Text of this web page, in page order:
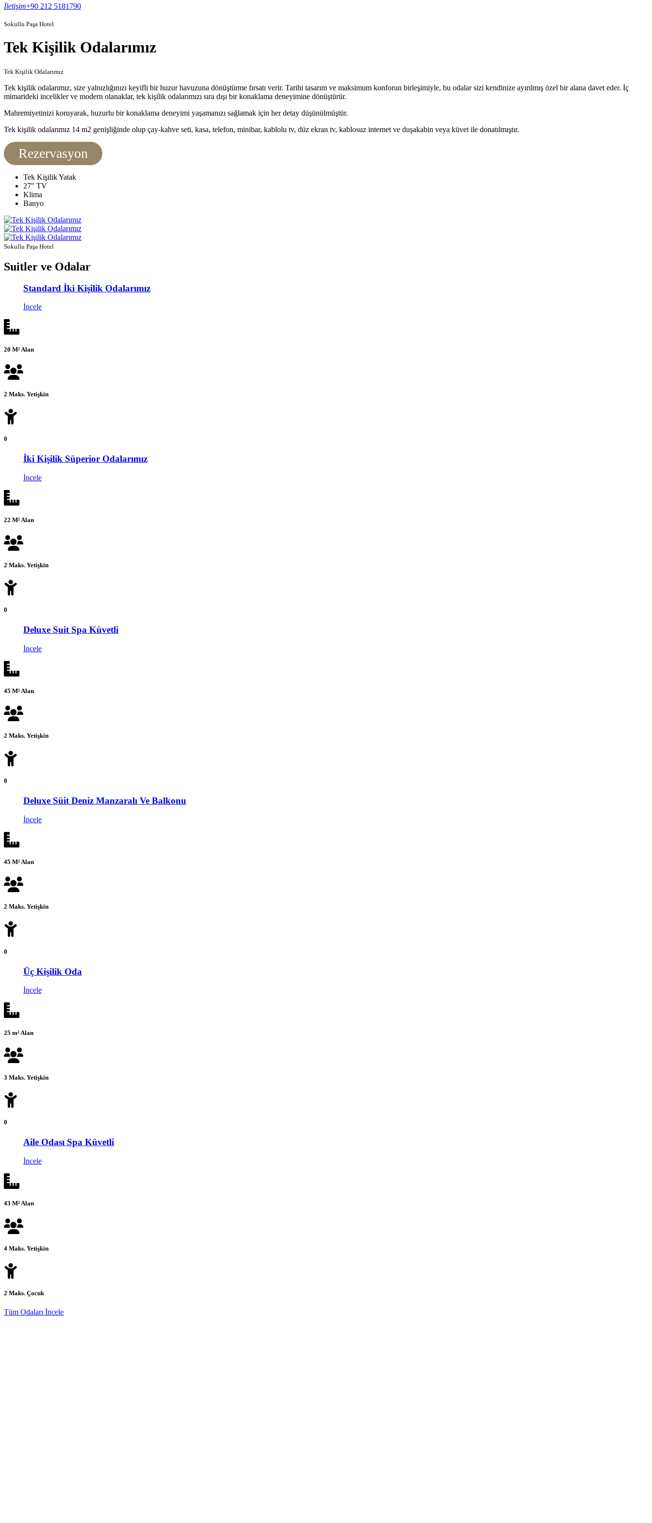
İletişim+90 212 5181790
Sokullu Paşa Hotel
Tek Kişilik Odalarımız
Tek Kişilik Odalarımız
Tek kişilik odalarımız, size yalnızlığınızı keyifli bir huzur havuzuna dönüştürme fırsatı verir. Tarihi tasarım ve maksimum konforun birleşimiyle, bu odalar sizi kendinize ayırılmış özel bir alana davet eder. İç
mimarideki incelikler ve modern olanaklar, tek kişilik odalarımızı sıra dışı bir konaklama deneyimine dönüştürür.
Mahremiyetinizi koruyarak, huzurlu bir konaklama deneyimi yaşamanızı sağlamak için her detay düşünülmüştür.
Tek kişilik odalarımız 14 m2 genişliğinde olup çay-kahve seti, kasa, telefon, minibar, kablolu tv, düz ekran tv, kablosuz internet ve duşakabin veya küvet ile donatılmıştır.
Rezervasyon
Tek Kişilik Yatak
27" TV
Klima
Banyo
Sokullu Paşa Hotel
Suitler ve Odalar
Standard İki Kişilik Odalarımız
İncele
20 M² Alan
2 Maks. Yetişkin
0
İki Kişilik Süperior Odalarımız
İncele
22 M² Alan
2 Maks. Yetişkin
0
Deluxe Suit Spa Küvetli
İncele
45 M² Alan
2 Maks. Yetişkin
0
Deluxe Süit Deniz Manzaralı Ve Balkonu
İncele
45 M² Alan
2 Maks. Yetişkin
0
Üç Kişilik Oda
İncele
25 m² Alan
3 Maks. Yetişkin
0
Aile Odası Spa Küvetli
İncele
43 M² Alan
4 Maks. Yetişkin
2 Maks. Çocuk
Tüm Odaları İncele